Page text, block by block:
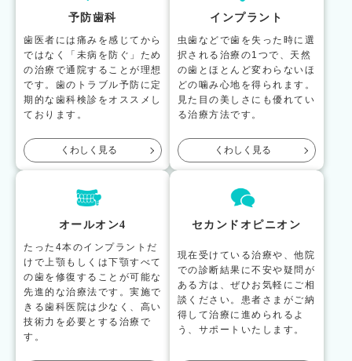
予防歯科
歯医者には痛みを感じてから
ではなく「未病を防ぐ」ため
の治療で通院することが理想
です。歯のトラブル予防に定
期的な歯科検診をオススメし
ております。
くわしく見る
インプラント
虫歯などで歯を失った時に選
択される治療の1つで、天然
の歯とほとんど変わらないほ
どの噛み心地を得られます。
見た目の美しさにも優れてい
る治療方法です。
くわしく見る
オールオン4
たった4本のインプラントだ
けで上顎もしくは下顎すべて
の歯を修復することが可能な
先進的な治療法です。実施で
きる歯科医院は少なく、高い
技術力を必要とする治療で
す。
セカンドオピニオン
現在受けている治療や、他院
での診断結果に不安や疑問が
ある方は、ぜひお気軽にご相
談ください。患者さまがご納
得して治療に進められるよ
う、サポートいたします。